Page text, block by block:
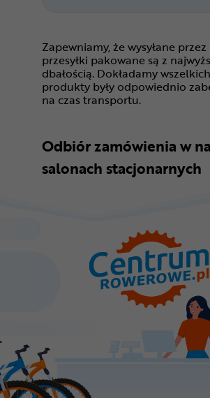
Zapewniamy, że wysyłane przez
przesyłki pakowane są z
dbałością. Dokładamy
produkty były odpowiednio
na czas transportu.
Odbiór zamówienia w
salonach stacjonarnych